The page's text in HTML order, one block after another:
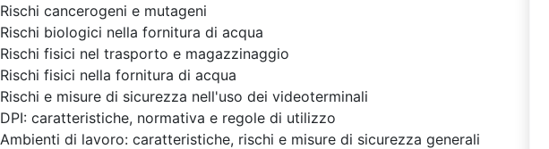
Rischi cancerogeni e mutageni
Rischi biologici nella fornitura di acqua
Rischi fisici nel trasporto e magazzinaggio
Rischi fisici nella fornitura di acqua
Rischi e misure di sicurezza nell'uso dei videoterminali
DPI: caratteristiche, normativa e regole di utilizzo
Ambienti di lavoro: caratteristiche, rischi e misure di sicurezza generali